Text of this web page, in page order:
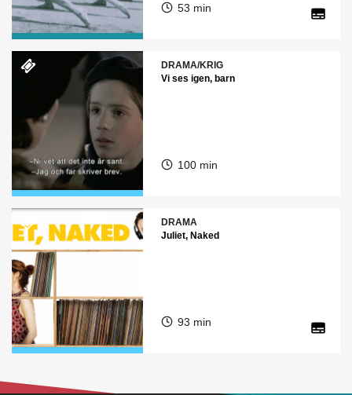
53 min
DRAMA/KRIG
Vi ses igen, barn
100 min
DRAMA
Juliet, Naked
93 min